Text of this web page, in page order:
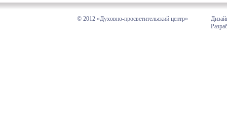
© 2012 «Духовно-просветительский центр»